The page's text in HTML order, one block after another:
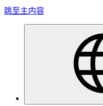
跳至主内容